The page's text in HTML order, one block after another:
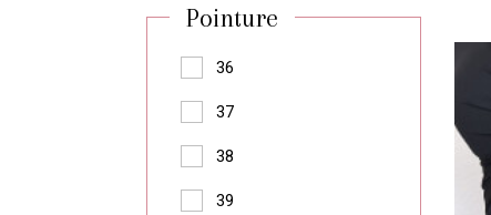
Pointure
36
37
38
39